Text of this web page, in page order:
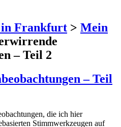
Frankfurt > Mein
– Teil 2
– Teil
die ich hier
Stimmwerkzeugen auf